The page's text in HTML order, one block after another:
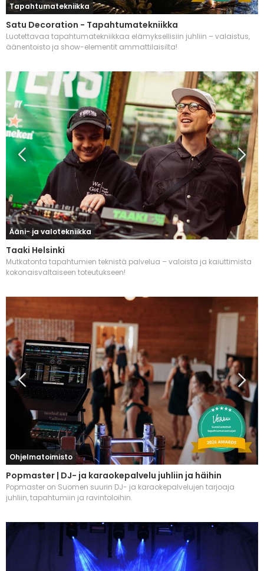
Tapahtumatekniikka
Satu Decoration - Tapahtumatekniikka
Luotettavaa tapahtumatekniikkaa elämyksellisiin juhliin – valaistus,
äänentoisto ja show-elementit ammattilaisilta!
Ääni- ja valotekniikka
Taaki Helsinki
Mutkatonta tapahtumien teknistä palvelua – valoista ja kaiuttimista
kokonaisvaltaiseen toteutukseen!
Ohjelmatoimisto
Popmaster | DJ- ja karaokepalvelu juhliin ja häihin
Popmaster on Suomen suurin DJ- ja karaokepalvelujen tarjoaja
juhliin, tapahtumiin ja ravintoloihin.